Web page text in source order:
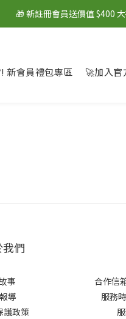
🎁 新註冊會員送價值 $400
🎁 新註冊會員送價值 $400
🎁 新註冊會員送價值 $400
會員禮包專區 🚀加入官
我們
事
導
護政策
合作信
服務